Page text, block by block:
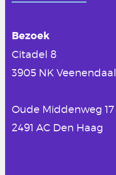
Bezoek
Citadel 8
3905 NK Veenendaal
Oude Middenweg 17
2491 AC Den Haag